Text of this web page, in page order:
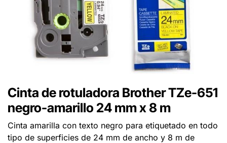
Cinta de rotuladora Brother TZe-651
negro-amarillo 24 mm x 8 m
Cinta amarilla con texto negro para etiquetado en todo
tipo de superficies de 24 mm de ancho y 8 m de